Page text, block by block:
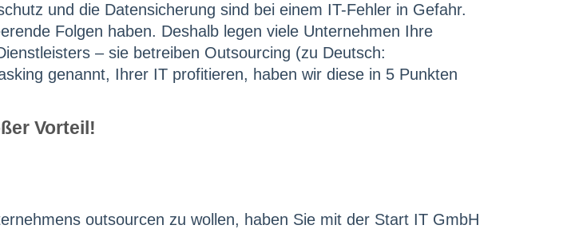
und die Datensicherung sind bei einem IT-Fehler in Gefahr.
Folgen haben. Deshalb legen viele Unternehmen Ihre
– sie betreiben Outsourcing (zu Deutsch:
genannt, Ihrer IT profitieren, haben wir diese in 5 Punkten
outsourcen zu wollen, haben Sie mit der Start IT GmbH